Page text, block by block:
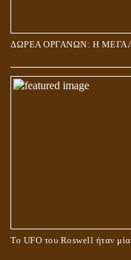
ΔΩΡΕΑ ΟΡΓΑΝΩΝ: Η
Το UFO του Roswell ήταν